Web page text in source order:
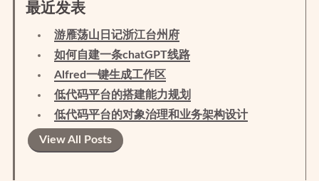
最近发表
游雁荡山日记浙江台州府
如何自建一条chatGPT线路
Alfred一键生成工作区
低代码平台的搭建能力规划
低代码平台的对象治理和业务架构设计
View All Posts